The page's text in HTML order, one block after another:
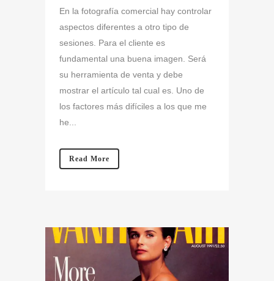
En la fotografía comercial hay controlar
aspectos diferentes a otro tipo de
sesiones. Para el cliente es
fundamental una buena imagen. Será
su herramienta de venta y debe
mostrar el artículo tal cual es. Uno de
los factores más difíciles a los que me
he...
Read More